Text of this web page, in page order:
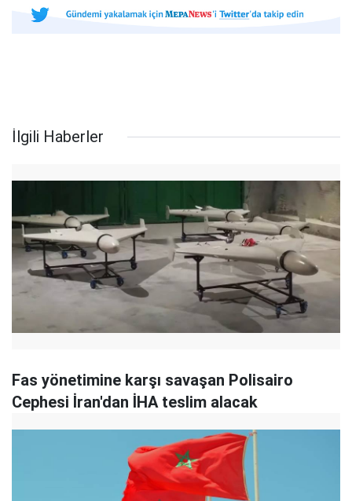
İlgili Haberler
Fas yönetimine karşı savaşan Polisairo
Cephesi İran'dan İHA teslim alacak